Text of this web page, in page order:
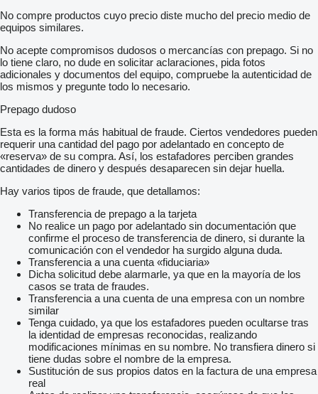
No compre productos cuyo precio diste mucho del precio medio de
equipos similares.
No acepte compromisos dudosos o mercancías con prepago. Si no
lo tiene claro, no dude en solicitar aclaraciones, pida fotos
adicionales y documentos del equipo, compruebe la autenticidad de
los mismos y pregunte todo lo necesario.
Prepago dudoso
Esta es la forma más habitual de fraude. Ciertos vendedores pueden
requerir una cantidad del pago por adelantado en concepto de
«reserva» de su compra. Así, los estafadores perciben grandes
cantidades de dinero y después desaparecen sin dejar huella.
Hay varios tipos de fraude, que detallamos:
Transferencia de prepago a la tarjeta
No realice un pago por adelantado sin documentación que
confirme el proceso de transferencia de dinero, si durante la
comunicación con el vendedor ha surgido alguna duda.
Transferencia a una cuenta «fiduciaria»
Dicha solicitud debe alarmarle, ya que en la mayoría de los
casos se trata de fraudes.
Transferencia a una cuenta de una empresa con un nombre
similar
Tenga cuidado, ya que los estafadores pueden ocultarse tras
la identidad de empresas reconocidas, realizando
modificaciones mínimas en su nombre. No transfiera dinero si
tiene dudas sobre el nombre de la empresa.
Sustitución de sus propios datos en la factura de una empresa
real